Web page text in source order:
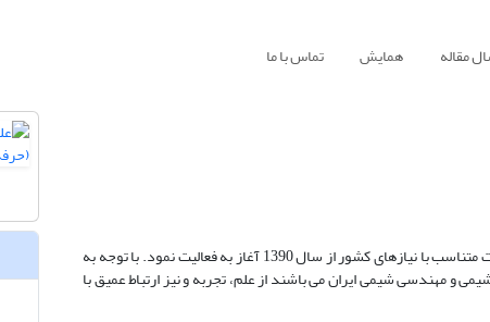
مقاله همایش تماس با ما
این شرکت به منظور پیوند دادن تحقیقات دانشگاهی با صنعت تغذیه دام و طیور و نیز هدفمندسازی تحقیقات متناسب با نیازهای کشور از سال 1390 آغاز به فعالیت نمود. با توجه به
و مهندسی شیمی ایران می باشند از علم، تجربه و نیز ارتباط عمیق با